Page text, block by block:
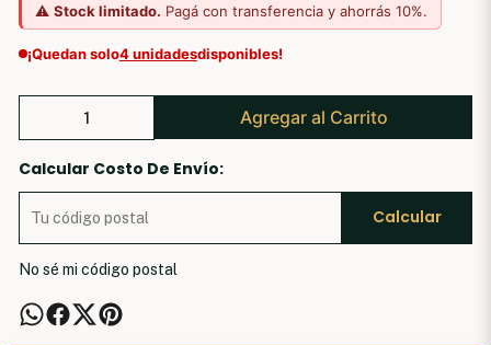
⚠️ Stock limitado. Pagá con transferencia y ahorrás 10%.
¡Quedan solo4 unidadesdisponibles!
Agregar al Carrito
Calcular Costo De Envío:
Calcular
No sé mi código postal